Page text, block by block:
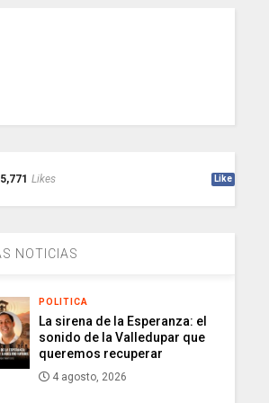
5,771 Likes Like
NOTICIAS
POLITICA
La sirena de la Esperanza: el
sonido de la Valledupar que
queremos recuperar
4 agosto, 2026